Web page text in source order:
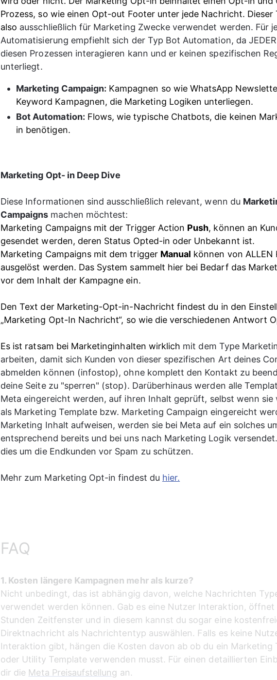
Prozess, so wie einen Opt-out Footer unter jede Nachricht. Dieser
also ausschließlich für Marketing Zwecke verwendet werden. Für
Automatisierung empfiehlt sich der Typ Bot Automation, da
diesen Prozessen interagieren kann und er keinen spezifischen
unterliegt.
Marketing Campaign: Kampagnen so wie WhatsApp
Keyword Kampagnen, die Marketing Logiken unterliegen.
Bot Automation: Flows, wie typische Chatbots, die keinen
in benötigen.
Marketing Opt- in Deep Dive
Diese Informationen sind ausschließlich relevant, wenn du
Campaigns machen möchtest:
Marketing Campaigns mit der Trigger Action Push, können an
gesendet werden, deren Status Opted-in oder Unbekannt ist.
Marketing Campaigns mit dem trigger Manual können von ALLEN
ausgelöst werden. Das System sammelt hier bei Bedarf das
vor dem Inhalt der Kampagne ein.
Den Text der Marketing-Opt-in-Nachricht findest du in den
„Marketing Opt-In Nachricht“, so wie die verschiedenen Antwort
Es ist ratsam bei Marketinginhalten wirklich mit dem Type
arbeiten, damit sich Kunden von dieser spezifischen Art deines
abmelden können (infostop), ohne komplett den Kontakt zu
deine Seite zu "sperren" (stop). Darüberhinaus werden alle
Meta eingereicht werden, auf ihren Inhalt geprüft, selbst wenn sie
als Marketing Template bzw. Marketing Campaign eingereicht
Marketing Inhalt aufweisen, werden sie bei Meta auf ein solches
entsprechend bereits und bei uns nach Marketing Logik
dies um die Endkunden vor Spam zu schützen.
Mehr zum Marketing Opt-in findest du hier.
FAQ
1. Kosten längere Kampagnen mehr als kurze?
Nicht unbedingt, das ist abhängig davon, welche Nachrichten
verwendet werden können. Gab es eine Nutzer Interaktion,
Stunden Zeitfenster und in diesem kannst du sogar eine
Direktnachricht als Nachrichtentyp auswählen. Falls es keine
Interaktion gibt, hängen die Kosten davon ab ob du ein Marketing
oder Utility Template verwenden musst. Für einen detaillierten
dir die Meta Preisaufstellung an.